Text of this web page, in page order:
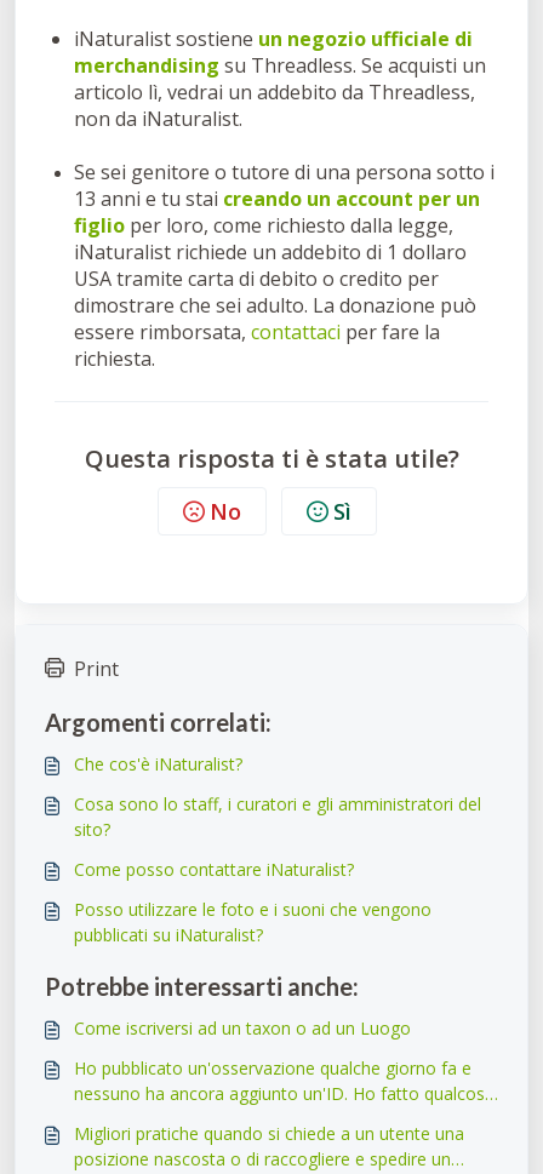
iNaturalist sostiene un negozio ufficiale di
merchandising su Threadless. Se acquisti un
articolo lì, vedrai un addebito da Threadless,
non da iNaturalist.
Se sei genitore o tutore di una persona sotto i
13 anni e tu stai creando un account per un
figlio per loro, come richiesto dalla legge,
iNaturalist richiede un addebito di 1 dollaro
USA tramite carta di debito o credito per
dimostrare che sei adulto. La donazione può
essere rimborsata, contattaci per fare la
richiesta.
Questa risposta ti è stata utile?
No Sì
Print
Argomenti correlati:
Che cos'è iNaturalist?
Cosa sono lo staff, i curatori e gli amministratori del
sito?
Come posso contattare iNaturalist?
Posso utilizzare le foto e i suoni che vengono
pubblicati su iNaturalist?
Potrebbe interessarti anche:
Come iscriversi ad un taxon o ad un Luogo
Ho pubblicato un'osservazione qualche giorno fa e
nessuno ha ancora aggiunto un'ID. Ho fatto qualcosa
Migliori pratiche quando si chiede a un utente una
posizione nascosta o di raccogliere e spedire un